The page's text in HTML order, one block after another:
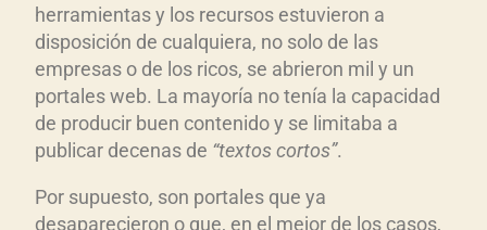
herramientas y los recursos estuvieron a
disposición de cualquiera, no solo de las
empresas o de los ricos, se abrieron mil y un
portales web. La mayoría no tenía la capacidad
de producir buen contenido y se limitaba a
publicar decenas de “textos cortos”.
Por supuesto, son portales que ya
desaparecieron o que, en el mejor de los casos,